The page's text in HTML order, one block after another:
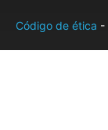
Código de ética -